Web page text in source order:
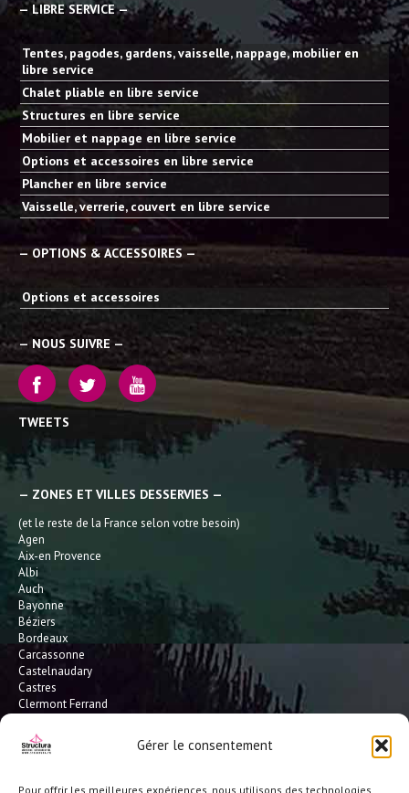
Gérer le consentement
Pour offrir les meilleures expériences, nous utilisons des technologies
— LIBRE SERVICE —
Tentes, pagodes, gardens, vaisselle, nappage, mobilier en
libre service
Chalet pliable en libre service
Structures en libre service
Mobilier et nappage en libre service
Options et accessoires en libre service
Plancher en libre service
Vaisselle, verrerie, couvert en libre service
— OPTIONS & ACCESSOIRES —
Options et accessoires
— NOUS SUIVRE —
TWEETS
— ZONES ET VILLES DESSERVIES —
(et le reste de la France selon votre besoin)
Agen
Aix-en Provence
Albi
Auch
Bayonne
Béziers
Bordeaux
Carcassonne
Castelnaudary
Castres
Clermont Ferrand
Gaillac
Hossegor
Limoges